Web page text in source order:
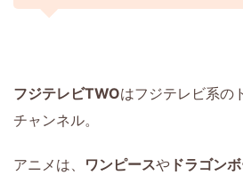
フジテレビTWOはフジテレビ系の
チャンネル。
アニメは、 ワンピースや ドラゴン